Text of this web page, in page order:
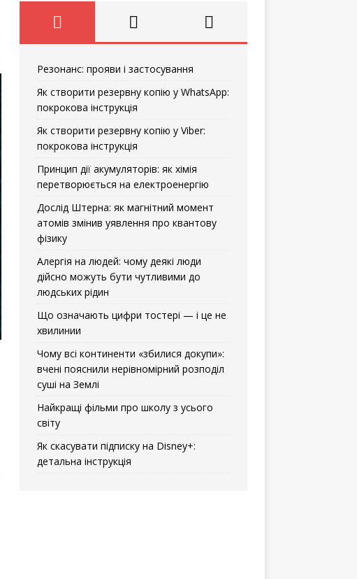
Резонанс: прояви і застосування
Як створити резервну копію у WhatsApp:
покрокова інструкція
Як створити резервну копію у Viber:
покрокова інструкція
Принцип дії акумуляторів: як хімія
перетворюється на електроенергію
Дослід Штерна: як магнітний момент
атомів змінив уявлення про квантову
фізику
Алергія на людей: чому деякі люди
дійсно можуть бути чутливими до
людських рідин
Що означають цифри тостері — і це не
хвилинии
Чому всі континенти «збилися докупи»:
вчені пояснили нерівномірний розподіл
суші на Землі
Найкращі фільми про школу з усього
світу
Як скасувати підписку на Disney+:
детальна інструкція